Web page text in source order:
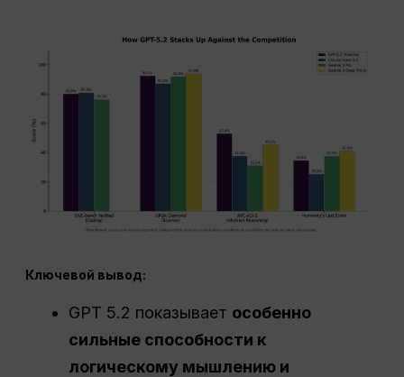
Ключевой вывод:
GPT 5.2 показывает особенно
сильные способности к
логическому мышлению и